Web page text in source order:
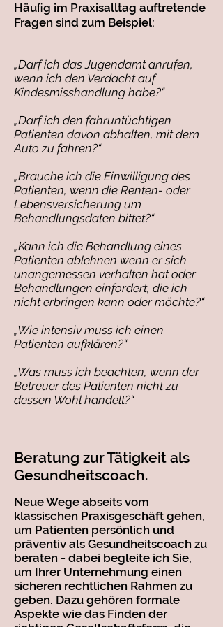
Häuﬁg im Praxisalltag auftretende
Fragen sind zum Beispiel:
„Darf ich das Jugendamt anrufen,
wenn ich den Verdacht auf
Kindesmisshandlung habe?“
„Darf ich den fahruntüchtigen
Patienten davon abhalten, mit dem
Auto zu fahren?“
„Brauche ich die Einwilligung des
Patienten, wenn die Renten- oder
Lebensversicherung um
Behandlungsdaten bittet?“
„Kann ich die Behandlung eines
Patienten ablehnen wenn er sich
unangemessen verhalten hat oder
Behandlungen einfordert, die ich
nicht erbringen kann oder möchte?“
„Wie intensiv muss ich einen
Patienten aufklären?“
„Was muss ich beachten, wenn der
Betreuer des Patienten nicht zu
dessen Wohl handelt?“
Beratung zur Tätigkeit als
Gesundheitscoach.
Neue Wege abseits vom
klassischen Praxisgeschäft gehen,
um Patienten persönlich und
präventiv als Gesundheitscoach zu
beraten - dabei begleite ich Sie,
um Ihrer Unternehmung einen
sicheren rechtlichen Rahmen zu
geben. Dazu gehören formale
Aspekte wie das Finden der